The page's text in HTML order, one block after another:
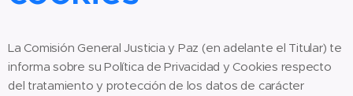
La Comisión General Justicia y Paz (en adelante el Titular) te
informa sobre su Política de Privacidad y Cookies respecto
del tratamiento y protección de los datos de carácter